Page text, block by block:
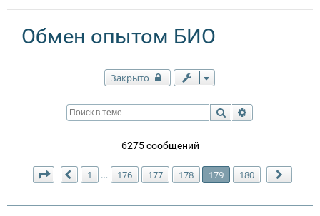
Обмен опытом БИО
Закрыто
Поиск
6275 сообщений
Страница 179 из180
Пред.
1 … 176 177 178 179 180